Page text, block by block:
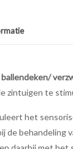
zintuigen te
het
de